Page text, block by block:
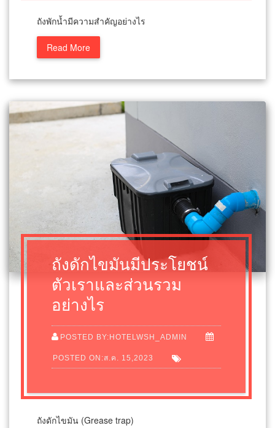
ถังพักน้ำมีความสำคัญอย่างไร
Read More
ถังดักไขมันมีประโยชน์
ตัวเราและส่วนรวม
อย่างไร
POSTED BY:HOTELWSH_ADMIN
POSTED ON:ส.ค. 15,2023
ถังดักไขมัน (Grease trap)